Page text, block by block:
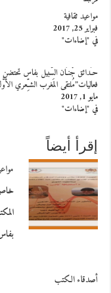
مواعيد ثقافية
فبراير 25, 2017
في "إضاءات"
حـَدائق جْنـَان السّْبيل بفاس تحتضن
فعاليات”مُلتقى المَغرب الشـِّعري
مايو 1, 2017
في "إضاءات"
إقرأ أيضاً
أصدقاء الكتب